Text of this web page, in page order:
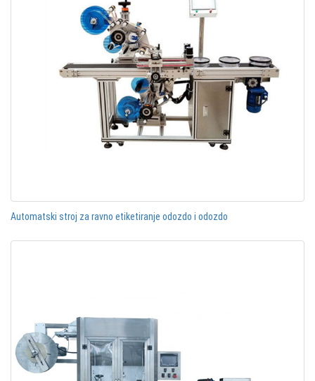
Automatski stroj za ravno etiketiranje odozdo i odozdo